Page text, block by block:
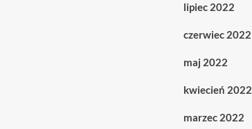
lipiec 2022
czerwiec 2022
maj 2022
kwiecień 2022
marzec 2022